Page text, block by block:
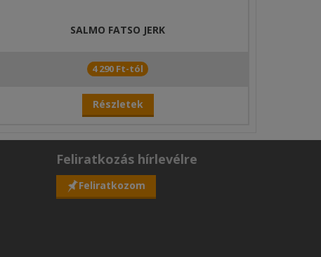
SALMO FATSO JERK
4 290 Ft-tól
Részletek
Feliratkozás hírlevélre
Feliratkozom